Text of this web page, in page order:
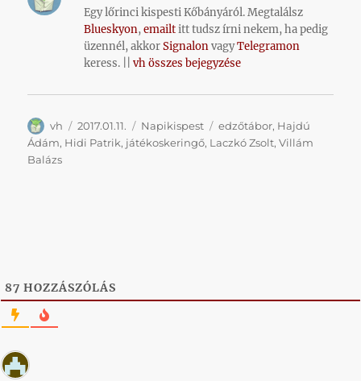
Egy lőrinci kispesti Kőbányáról. Megtalálsz
Blueskyon,emailtitt tudsz írni nekem, ha pedig
üzennél, akkorSignalonvagyTelegramon
keress. ||vh összes bejegyzése
Szerző
vh Közzétéve
2017.01.11. Kategória
Napikispest Címke
edzőtábor, Hajdú
Ádám, Hidi Patrik, játékoskeringő, Laczkó Zsolt,Villám
Balázs
87 HOZZÁSZÓLÁS